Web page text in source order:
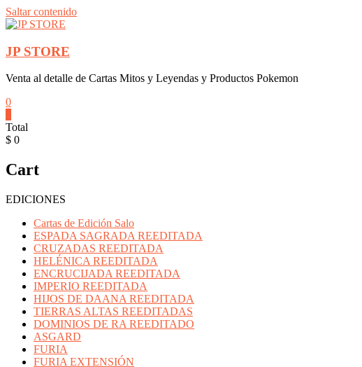
Saltar contenido
JP STORE
Venta al detalle de Cartas Mitos y Leyendas y Productos Pokemon
0
Total
$ 0
Cart
EDICIONES
Cartas de Edición Salo
ESPADA SAGRADA REEDITADA
CRUZADAS REEDITADA
HELÉNICA REEDITADA
ENCRUCIJADA REEDITADA
IMPERIO REEDITADA
HIJOS DE DAANA REEDITADA
TIERRAS ALTAS REEDITADAS
DOMINIOS DE RA REEDITADO
ASGARD
FURIA
FURIA EXTENSIÓN